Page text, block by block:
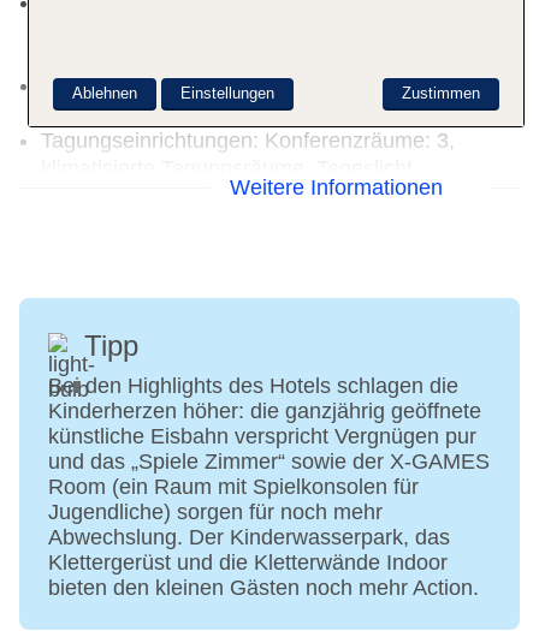
Parkmöglichkeiten: Garage: pro Tag ca. 15 EUR,
Stellplätze, überdacht: pro Tag ca. 11 EUR
Tagungseinrichtungen: Konferenzräume: 3,
Tagungsequipment, Coffee Breaks
Weitere Informationen
Tipp
Bei den Highlights des Hotels schlagen die
Kinderherzen höher: die ganzjährig geöffnete
künstliche Eisbahn verspricht Vergnügen pur
und das „Spiele Zimmer“ sowie der X-GAMES
Room (ein Raum mit Spielkonsolen für
Jugendliche) sorgen für noch mehr
Abwechslung. Der Kinderwasserpark, das
Klettergerüst und die Kletterwände Indoor
bieten den kleinen Gästen noch mehr Action.
Zustimmen
Ablehnen Einstellungen